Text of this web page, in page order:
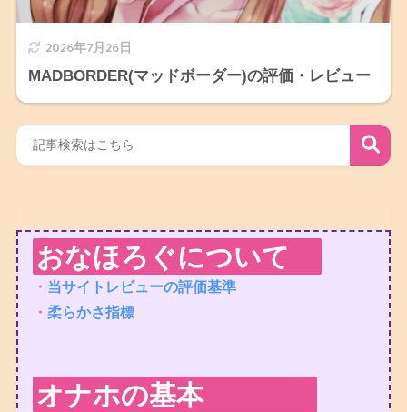
2026年7月26日
MADBORDER(マッドボーダー)の評価・レビュー
おなほろぐについて
・ 当サイトレビューの評価基準
・ 柔らかさ指標
オナホの基本